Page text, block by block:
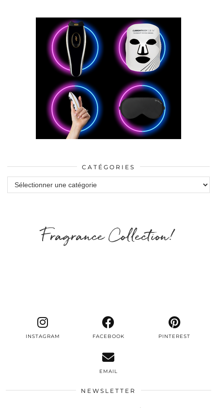
CATÉGORIES
Catégories
Fragrance Collection!
INSTAGRAM FACEBOOK PINTEREST
EMAIL
NEWSLETTER